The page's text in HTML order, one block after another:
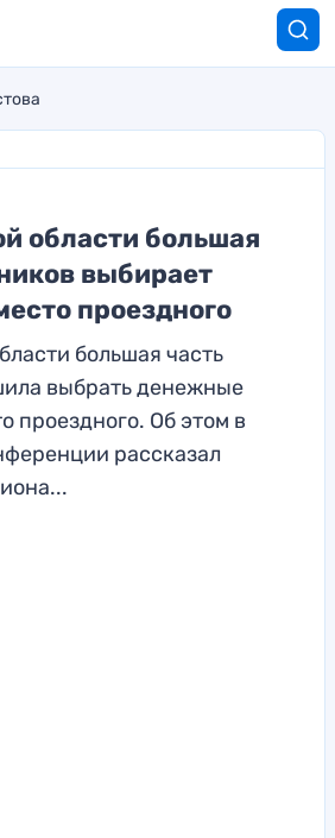
области большая
выбирает
проездного
большая часть
выбрать денежные
проездного. Об этом в
рассказал